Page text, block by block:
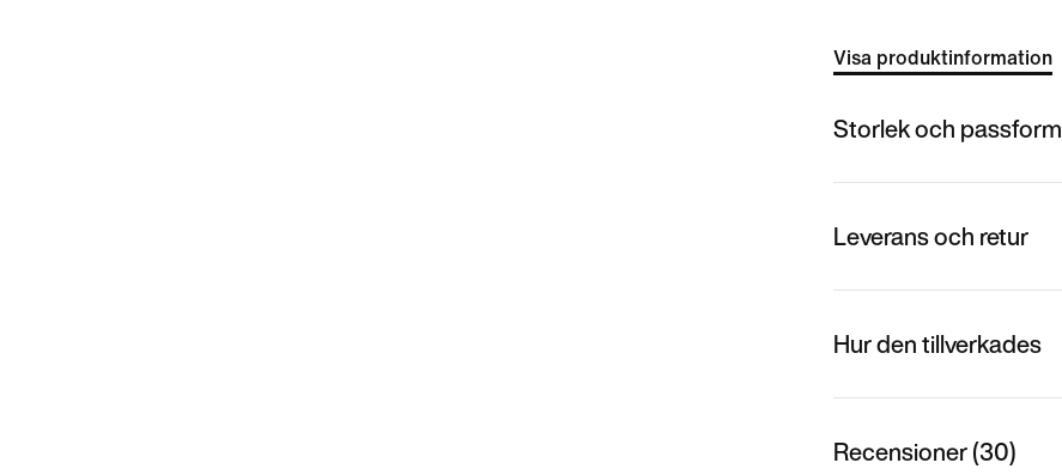
Visa produktinformation
Storlek och passform
Leverans och retur
Hur den tillverkades
Recensioner (30)